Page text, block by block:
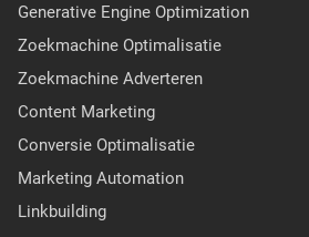
Generative Engine Optimization
Zoekmachine Optimalisatie
Zoekmachine Adverteren
Content Marketing
Conversie Optimalisatie
Marketing Automation
Linkbuilding